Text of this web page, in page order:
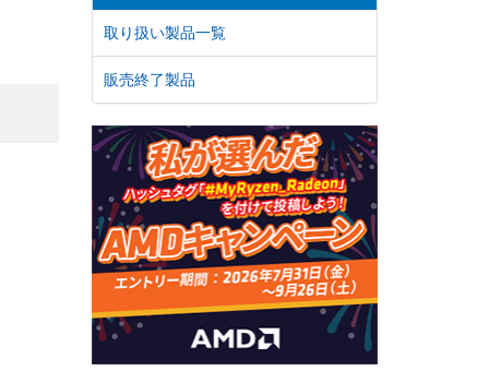
取り扱い製品一覧
販売終了製品